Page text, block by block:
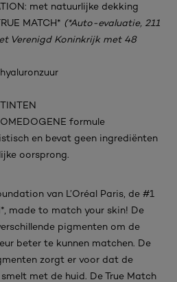
met natuurlijke dekking
MATCH* (*Auto-evaluatie, 211
Verenigd Koninkrijk met 48
formule
en bevat geen ingrediënten
oorsprong.
van L’Oréal Paris, de #1
made to match your skin! De
pigmenten om de
beter te kunnen matchen. De
zorgt er voor dat de
met de huid. De True Match